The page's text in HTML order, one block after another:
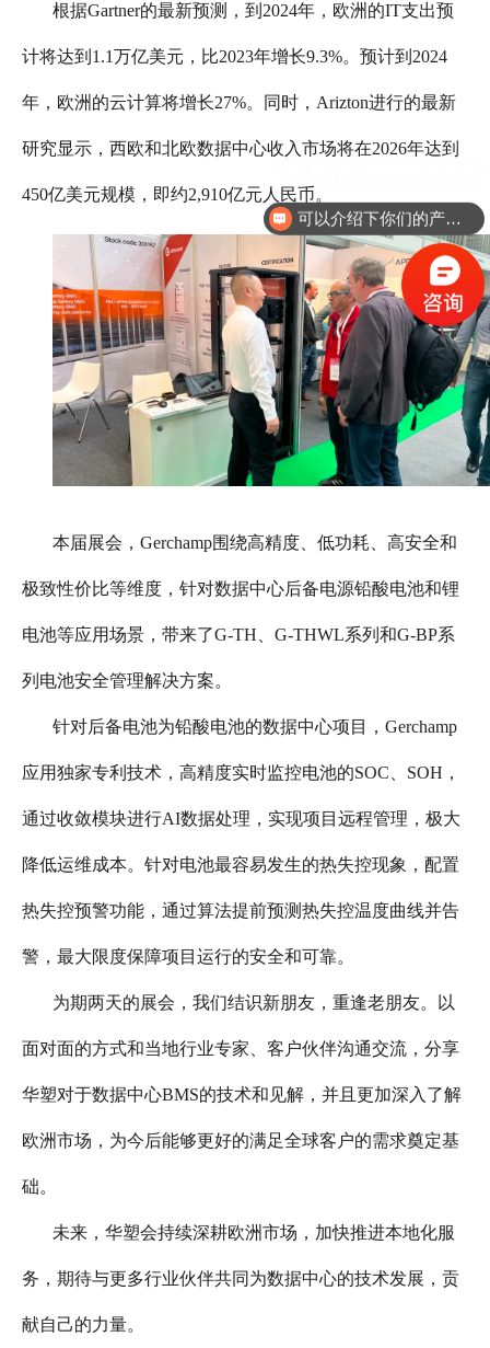
根据Gartner的最新预测，到2024年，欧洲的IT支出预
计将达到1.1万亿美元，比2023年增长9.3%。预计到2024
年，欧洲的云计算将增长27%。同时，Arizton进行的最新
研究显示，西欧和北欧数据中心收入市场将在2026年达到
450亿美元规模，即约2,910亿元人民币。
本届展会，Gerchamp围绕高精度、低功耗、高安全和
极致性价比等维度，针对数据中心后备电源铅酸电池和锂
电池等应用场景，带来了G-TH、G-THWL系列和G-BP系
列电池安全管理解决方案。
针对后备电池为铅酸电池的数据中心项目，Gerchamp
应用独家专利技术，高精度实时监控电池的SOC、SOH，
通过收敛模块进行AI数据处理，实现项目远程管理，极大
降低运维成本。针对电池最容易发生的热失控现象，配置
热失控预警功能，通过算法提前预测热失控温度曲线并告
警，最大限度保障项目运行的安全和可靠。
为期两天的展会，我们结识新朋友，重逢老朋友。以
面对面的方式和当地行业专家、客户伙伴沟通交流，分享
华塑对于数据中心BMS的技术和见解，并且更加深入了解
欧洲市场，为今后能够更好的满足全球客户的需求奠定基
础。
未来，华塑会持续深耕欧洲市场，加快推进本地化服
务，期待与更多行业伙伴共同为数据中心的技术发展，贡
献自己的力量。
可以介绍下你们的产品么？